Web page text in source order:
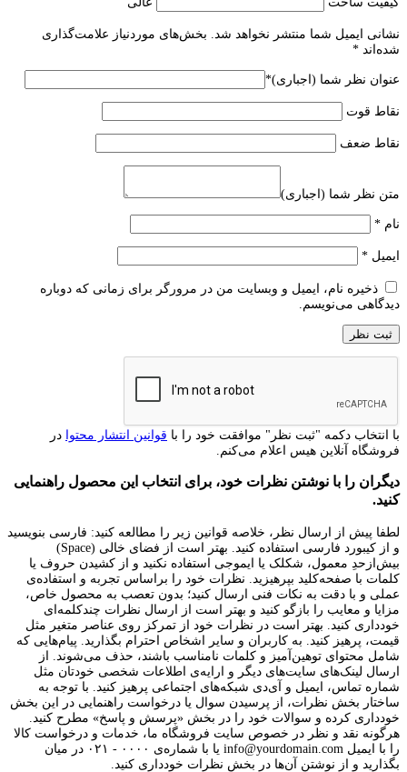
نشانی ایمیل شما منتشر نخواهد شد. بخش‌های موردنیاز علامت‌گذاری
شده‌اند *
عنوان نظر شما (اجباری)*
نقاط قوت
نقاط ضعف
متن نظر شما (اجباری)
نام *
ایمیل *
ذخیره نام، ایمیل و وبسایت من در مرورگر برای زمانی که دوباره
دیدگاهی می‌نویسم.
با انتخاب دکمه "ثبت نظر" موافقت خود را با قوانین انتشار محتوا در
فروشگاه آنلاین هیس اعلام می‌کنم.
دیگران را با نوشتن نظرات خود، برای انتخاب این محصول راهنمایی
کنید.
لطفا پیش از ارسال نظر، خلاصه قوانین زیر را مطالعه کنید: فارسی بنویسید
و از کیبورد فارسی استفاده کنید. بهتر است از فضای خالی (Space)
بیش‌از‌حدِ معمول، شکلک یا ایموجی استفاده نکنید و از کشیدن حروف یا
کلمات با صفحه‌کلید بپرهیزید. نظرات خود را براساس تجربه و استفاده‌ی
عملی و با دقت به نکات فنی ارسال کنید؛ بدون تعصب به محصول خاص،
مزایا و معایب را بازگو کنید و بهتر است از ارسال نظرات چندکلمه‌‌ای
خودداری کنید. بهتر است در نظرات خود از تمرکز روی عناصر متغیر مثل
قیمت، پرهیز کنید. به کاربران و سایر اشخاص احترام بگذارید. پیام‌هایی که
شامل محتوای توهین‌آمیز و کلمات نامناسب باشند، حذف می‌شوند. از
ارسال لینک‌های سایت‌های دیگر و ارایه‌ی اطلاعات شخصی خودتان مثل
شماره تماس، ایمیل و آی‌دی شبکه‌های اجتماعی پرهیز کنید. با توجه به
ساختار بخش نظرات، از پرسیدن سوال یا درخواست راهنمایی در این بخش
خودداری کرده و سوالات خود را در بخش «پرسش و پاسخ» مطرح کنید.
هرگونه نقد و نظر در خصوص سایت فروشگاه ما، خدمات و درخواست کالا
را با ایمیل info@yourdomain.com یا با شماره‌ی ۰۰۰۰ - ۰۲۱ در میان
بگذارید و از نوشتن آن‌ها در بخش نظرات خودداری کنید.